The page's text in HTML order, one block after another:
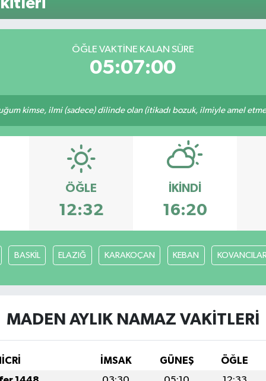
ÖĞLE VAKTINE KALAN SÜRE
05:06:59
kimse, ilmi (sadece) dilinde olan (itikadı bozuk, ilmiyle amel
ÖĞLE
12:32
İKINDI
16:20
BASKİL ELAZIĞ KARAKOÇAN KEBAN
MADEN AYLIK NAMAZ VAKITLERI
İMSAK GÜNEŞ
ÖĞLE